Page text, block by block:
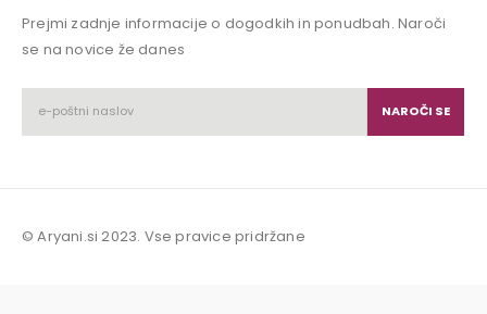
Prejmi zadnje informacije o dogodkih in ponudbah. Naroči
se na novice že danes
© Aryani.si 2023. Vse pravice pridržane